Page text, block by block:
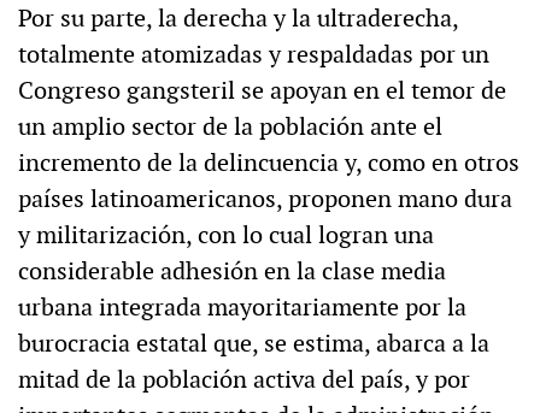
Por su parte, la derecha y la ultraderecha,
totalmente atomizadas y respaldadas por un
Congreso gangsteril se apoyan en el temor de
un amplio sector de la población ante el
incremento de la delincuencia y, como en otros
países latinoamericanos, proponen mano dura
y militarización, con lo cual logran una
considerable adhesión en la clase media
urbana integrada mayoritariamente por la
burocracia estatal que, se estima, abarca a la
mitad de la población activa del país, y por